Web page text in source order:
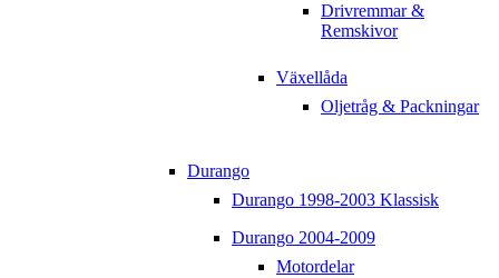
Drivremmar &
Remskivor
Växellåda
Oljetråg & Packningar
Durango
Durango 1998-2003 Klassisk
Durango 2004-2009
Motordelar